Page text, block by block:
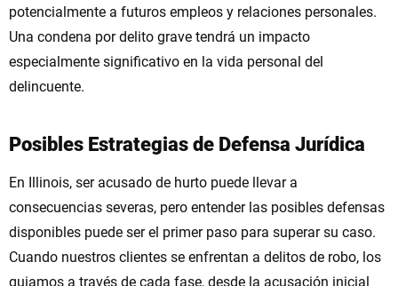
potencialmente a futuros empleos y relaciones personales.
Una condena por delito grave tendrá un impacto
especialmente significativo en la vida personal del
delincuente.
Posibles Estrategias de Defensa Jurídica
En Illinois, ser acusado de hurto puede llevar a
consecuencias severas, pero entender las posibles defensas
disponibles puede ser el primer paso para superar su caso.
Cuando nuestros clientes se enfrentan a delitos de robo, los
guiamos a través de cada fase, desde la acusación inicial